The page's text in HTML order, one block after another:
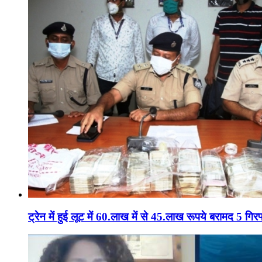
ट्रेन में हुई लूट में 60.लाख में से 45.लाख रूपये बरामद 5